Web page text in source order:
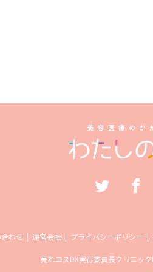
わせ 運営会社 プライバシーポリシー
売れコスDX実行委員長クリニッ